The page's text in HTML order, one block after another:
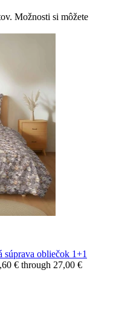
Možnosti si môžete
súprava obliečok 1+1
€ through 27,00 €